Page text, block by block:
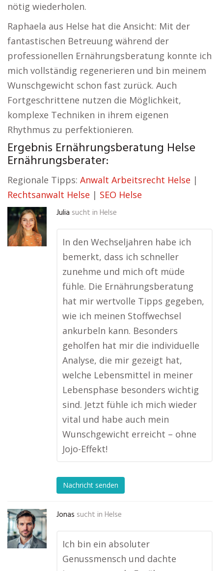
nötig wiederholen.
Raphaela aus Helse hat die Ansicht: Mit der
fantastischen Betreuung während der
professionellen Ernährungsberatung konnte ich
mich vollständig regenerieren und bin meinem
Wunschgewicht schon fast zurück. Auch
Fortgeschrittene nutzen die Möglichkeit,
komplexe Techniken in ihrem eigenen
Rhythmus zu perfektionieren.
Ergebnis Ernährungsberatung Helse
Ernährungsberater:
Regionale Tipps: Anwalt Arbeitsrecht Helse |
Rechtsanwalt Helse | SEO Helse
Julia sucht in Helse
In den Wechseljahren habe ich
bemerkt, dass ich schneller
zunehme und mich oft müde
fühle. Die Ernährungsberatung
hat mir wertvolle Tipps gegeben,
wie ich meinen Stoffwechsel
ankurbeln kann. Besonders
geholfen hat mir die individuelle
Analyse, die mir gezeigt hat,
welche Lebensmittel in meiner
Lebensphase besonders wichtig
sind. Jetzt fühle ich mich wieder
vital und habe auch mein
Wunschgewicht erreicht – ohne
Jojo-Effekt!
Nachricht senden
Jonas sucht in Helse
Ich bin ein absoluter
Genussmensch und dachte